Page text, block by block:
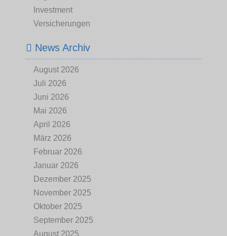
Investment
Versicherungen
News Archiv
August 2026
Juli 2026
Juni 2026
Mai 2026
April 2026
März 2026
Februar 2026
Januar 2026
Dezember 2025
November 2025
Oktober 2025
September 2025
August 2025